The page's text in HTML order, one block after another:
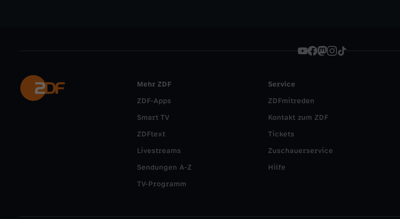
Mehr ZDF
ZDF-Apps
Smart TV
ZDFtext
Livestreams
Sendungen A-Z
TV-Programm
Service
ZDFmitreden
Kontakt zum ZDF
Tickets
Zuschauerservice
Hilfe